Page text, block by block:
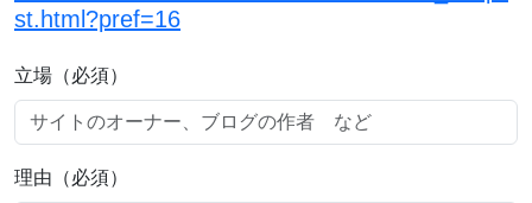
st.html?pref=16
立場（必須）
理由（必須）